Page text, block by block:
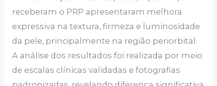
receberam o PRP apresentaram melhora
expressiva na textura, firmeza e luminosidade
da pele, principalmente na região periorbital.
A análise dos resultados foi realizada por meio
de escalas clínicas validadas e fotografias